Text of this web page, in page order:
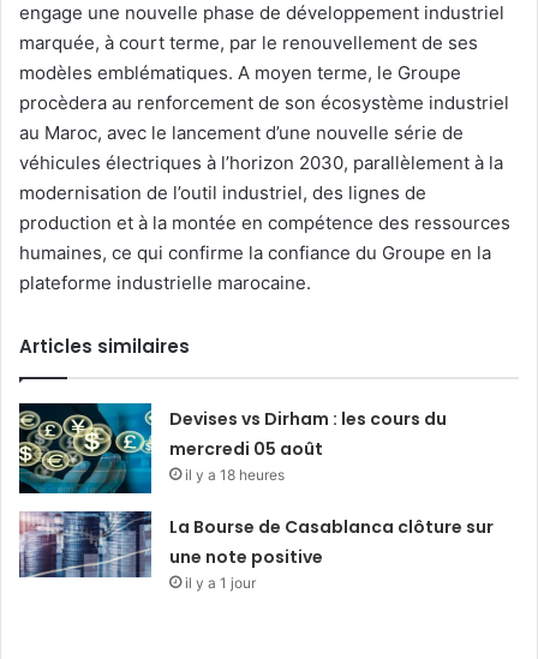
engage une nouvelle phase de développement industriel
marquée, à court terme, par le renouvellement de ses
modèles emblématiques. A moyen terme, le Groupe
procèdera au renforcement de son écosystème industriel
au Maroc, avec le lancement d’une nouvelle série de
véhicules électriques à l’horizon 2030, parallèlement à la
modernisation de l’outil industriel, des lignes de
production et à la montée en compétence des ressources
humaines, ce qui confirme la confiance du Groupe en la
plateforme industrielle marocaine.
Articles similaires
Devises vs Dirham : les cours du
mercredi 05 août
il y a 18 heures
La Bourse de Casablanca clôture sur
une note positive
il y a 1 jour